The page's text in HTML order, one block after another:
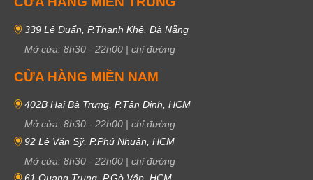
339 Lê Duẩn, P.Thanh Khê, Đà Nẵng
Mở cửa: 8h30 - 22h00 | chỉ đường
CỬA HÀNG MIỀN NAM
402B Hai Bà Trưng, P.Tân Định, HCM
Mở cửa: 8h30 - 22h00 | chỉ đường
92 Lê Văn Sỹ, P.Phú Nhuận, HCM
Mở cửa: 8h30 - 22h00 | chỉ đường